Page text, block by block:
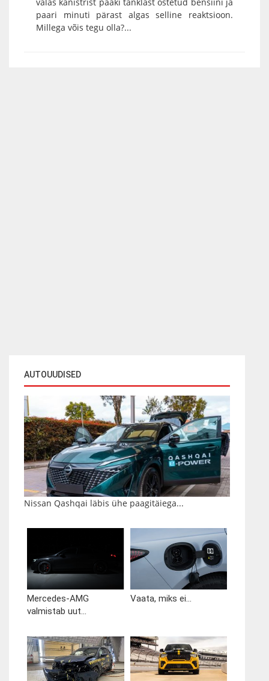
AUTOUUDISED
Nissan Qashqai läbis ühe paagitäiega...
Mercedes-AMG
valmistab uut...
Vaata, miks ei...
paari minuti pärast algas selline reaktsioon.
Millega võis tegu olla?...